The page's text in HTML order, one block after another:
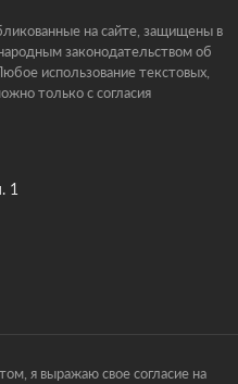
на сайте, защищены в
законодательством об
использование текстовых,
только с согласия
1
я выражаю свое согласие на